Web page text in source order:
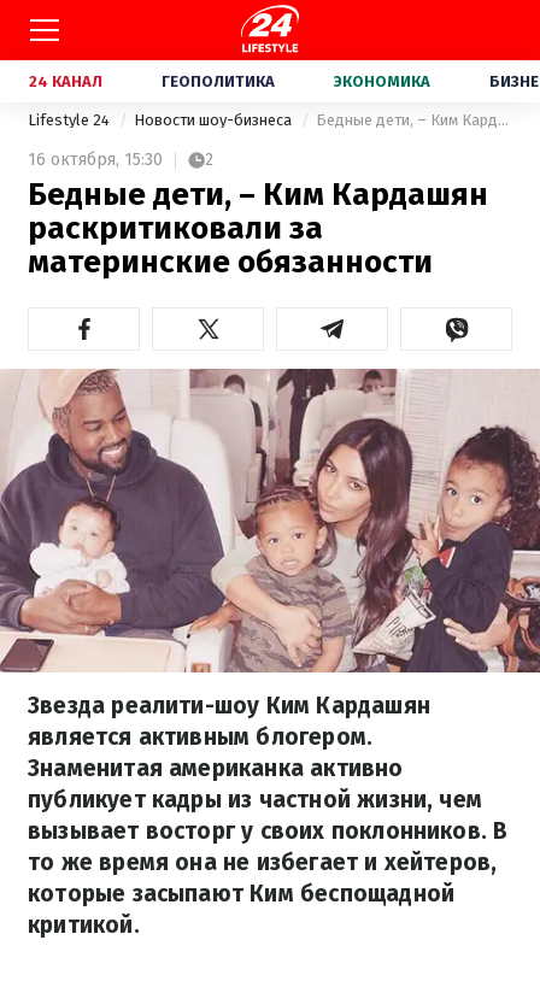
24 КАНАЛ ГЕОПОЛИТИКА ЭКОНОМИКА
Lifestyle 24 Новости шоу-бизнеса Бедные дети, – Ким Кардашян раскритиковали за материнские обязанности
16 октября, 15:30 2
Бедные дети, – Ким Кардашян
раскритиковали за
материнские обязанности
Звезда реалити-шоу Ким Кардашян
является активным блогером.
Знаменитая американка активно
публикует кадры из частной жизни, чем
вызывает восторг у своих поклонников. В
то же время она не избегает и хейтеров,
которые засыпают Ким беспощадной
критикой.